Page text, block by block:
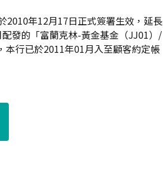
2010年12月17日正式簽署生效，延長
發的「富蘭克林-黃金基金（JJ01）/
行已於2011年01月入至顧客約定帳